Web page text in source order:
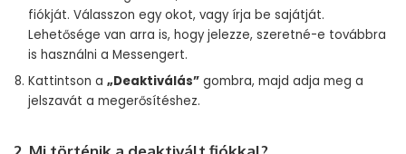
fiókját. Válasszon egy okot, vagy írja be sajátját.
Lehetősége van arra is, hogy jelezze, szeretné-e továbbra
is használni a Messengert.
Kattintson a „Deaktiválás” gombra, majd adja meg a
jelszavát a megerősítéshez.